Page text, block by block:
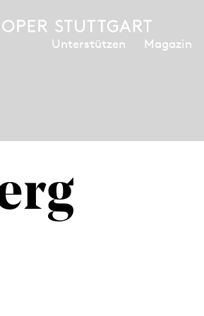
Unterstützen Magazin